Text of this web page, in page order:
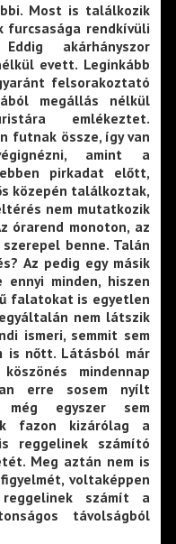
Most is találkozik
furcsasága rendkívüli
akárhányszor
evett. Leginkább
felsorakoztató
megállás nélkül
emlékeztet.
futnak össze, így van
amint a
pirkadat előtt,
közepén találkoztak,
nem mutatkozik
órarend monoton, az
benne. Talán
Az pedig egy másik
minden, hiszen
falatokat is egyetlen
nem látszik
ismeri, semmit sem
is nőtt. Látásból már
mindennap
erre sosem nyílt
egyszer sem
fazon kizárólag a
reggelinek számító
Meg aztán nem is
voltaképpen
számít a
távolságból